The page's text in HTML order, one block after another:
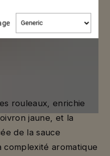
rouleaux, enrichie
jaune, et la
de la sauce
complexité aromatique
Change
language